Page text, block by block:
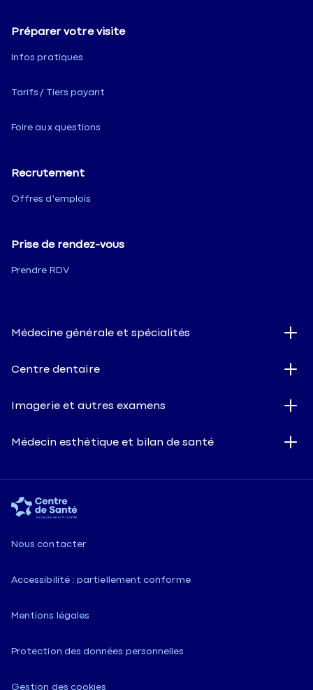
Préparer votre visite
Infos pratiques
Tarifs / Tiers payant
Foire aux questions
Recrutement
Offres d'emplois
Prise de rendez-vous
Prendre RDV
Médecine générale et spécialités
Centre dentaire
Imagerie et autres examens
Médecin esthétique et bilan de santé
Nous contacter
Accessibilité : partiellement conforme
Mentions légales
Protection des données personnelles
Gestion des cookies